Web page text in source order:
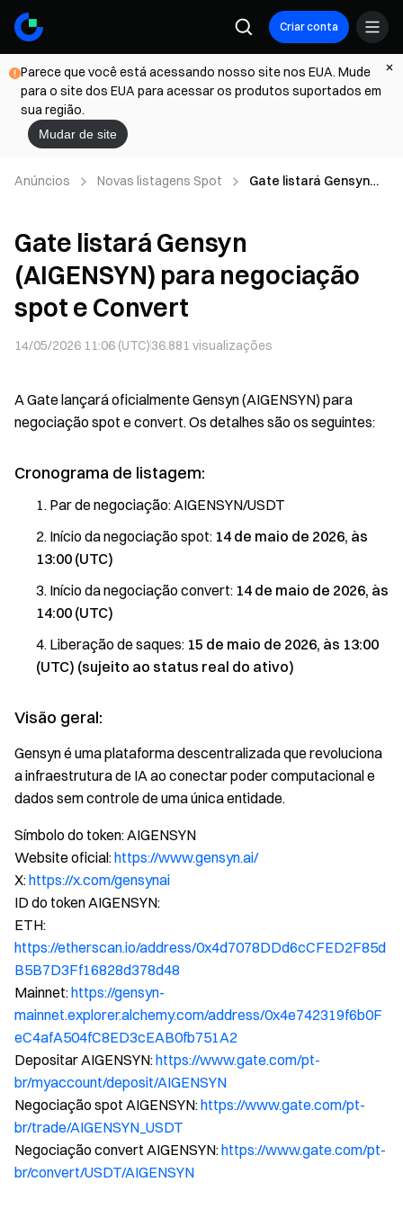
Criar conta
Parece que você está acessando nosso site nos EUA. Mude
para o site dos EUA para acessar os produtos suportados em
sua região.
Mudar de site
Anúncios Novas listagens Spot
Gate listará Gensyn
Gate listará Gensyn
(AIGENSYN) para negociação
spot e Convert
14/05/2026 11:06 (UTC)36.881 visualizações
A Gate lançará oficialmente Gensyn (AIGENSYN) para
negociação spot e convert. Os detalhes são os seguintes:
Cronograma de listagem:
Par de negociação: AIGENSYN/USDT
Início da negociação spot: 14 de maio de 2026, às
13:00 (UTC)
Início da negociação convert: 14 de maio de 2026, às
14:00 (UTC)
Liberação de saques: 15 de maio de 2026, às 13:00
(UTC) (sujeito ao status real do ativo)
Visão geral:
Gensyn é uma plataforma descentralizada que revoluciona
a infraestrutura de IA ao conectar poder computacional e
dados sem controle de uma única entidade.
Símbolo do token: AIGENSYN
Website oficial:https://www.gensyn.ai/
X:https://x.com/gensynai
ID do token AIGENSYN:
ETH:
https://etherscan.io/address/0x4d7078DDd6cCFED2F85d
B5B7D3Ff16828d378d48
Mainnet:https://gensyn-
mainnet.explorer.alchemy.com/address/0x4e742319f6b0F
eC4afA504fC8ED3cEAB0fb751A2
Depositar AIGENSYN:https://www.gate.com/pt-
br/myaccount/deposit/AIGENSYN
Negociação spot AIGENSYN:https://www.gate.com/pt-
br/trade/AIGENSYN_USDT
Negociação convert AIGENSYN:https://www.gate.com/pt-
br/convert/USDT/AIGENSYN